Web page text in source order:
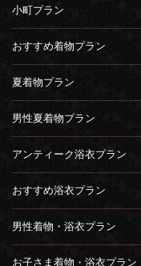
小町プラン
おすすめ着物プラン
夏着物プラン
男性夏着物プラン
アンティーク浴衣プラン
おすすめ浴衣プラン
男性着物・浴衣プラン
お子さま着物・浴衣プラン